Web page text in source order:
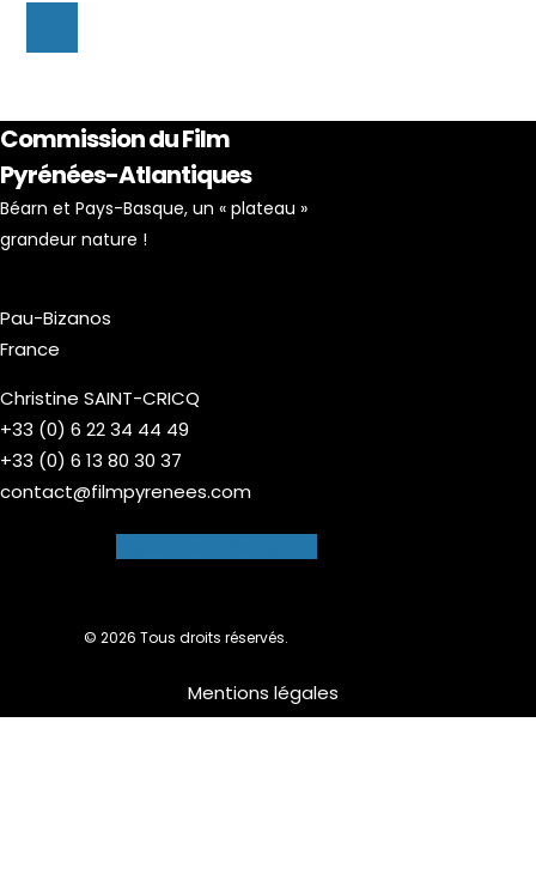
Commission du Film
Pyrénées-Atlantiques
Béarn et Pays-Basque, un « plateau »
grandeur nature !
Pau-Bizanos
France
Christine SAINT-CRICQ
+33 (0) 6 22 34 44 49
+33 (0) 6 13 80 30 37
contact@filmpyrenees.com
© 2026 Tous droits réservés.
Mentions légales